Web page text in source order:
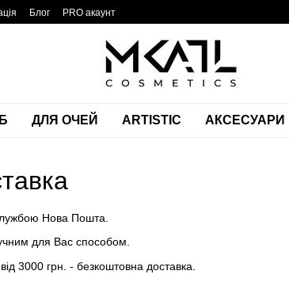
Блог PRO акаунт
ДЛЯ ОЧЕЙ ARTISTIC АКСЕСУАРИ
Нова Пошта.
для Вас способом.
3000 грн. - безкоштовна доставка.